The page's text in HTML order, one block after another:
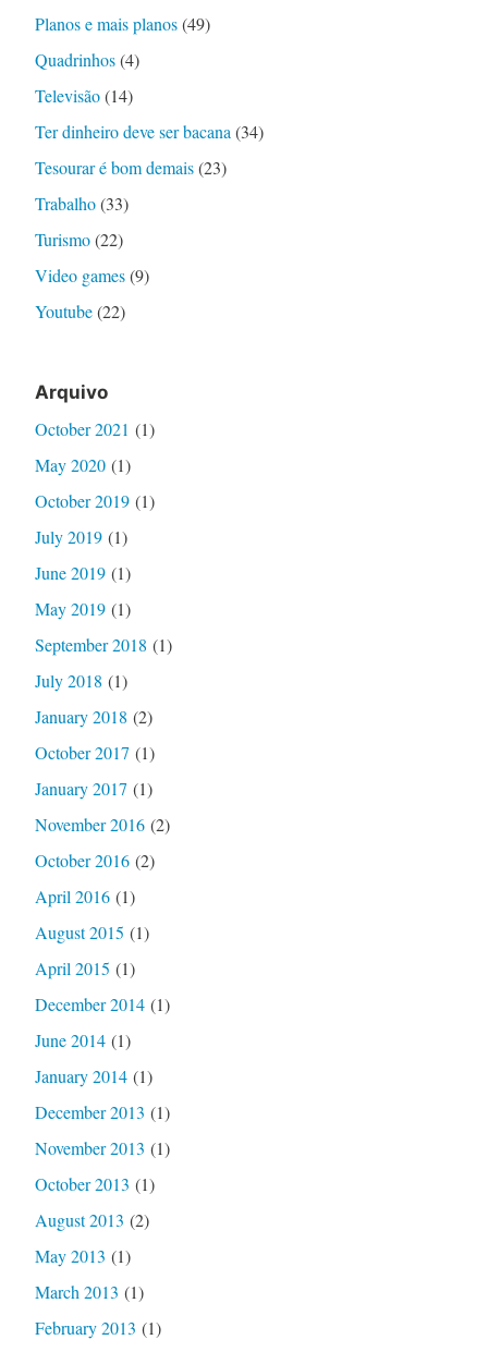
Planos e mais planos(49)
Quadrinhos(4)
Televisão(14)
Ter dinheiro deve ser bacana (34)
Tesourar é bom demais(23)
Trabalho(33)
Turismo(22)
Video games(9)
Youtube(22)
Arquivo
October 2021 (1)
May 2020(1)
October 2019(1)
July 2019(1)
June 2019(1)
May 2019(1)
September 2018 (1)
July 2018 (1)
January 2018 (2)
October 2017 (1)
January 2017 (1)
November 2016(2)
October 2016(2)
April 2016(1)
August 2015 (1)
April 2015 (1)
December 2014(1)
June 2014(1)
January 2014(1)
December 2013 (1)
November 2013 (1)
October 2013 (1)
August 2013 (2)
May 2013 (1)
March 2013 (1)
February 2013 (1)